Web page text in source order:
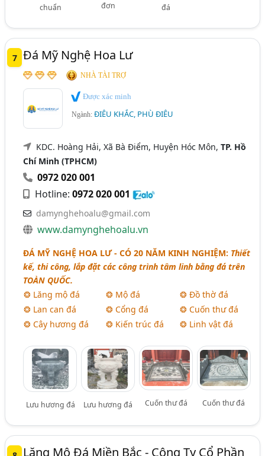
chuẩn
đơn
đá
7 Đá Mỹ Nghệ Hoa Lư
NHÀ TÀI TRỢ
Được xác minh
Ngành:ĐIÊU KHẮC, PHÙ ĐIÊU
KDC. Hoàng Hải, Xã Bà Điểm, Huyện Hóc Môn,TP. Hồ
Chí Minh (TPHCM)
0972 020 001
Hotline:0972 020 001
damynghehoalu@gmail.com
www.damynghehoalu.vn
ĐÁ MỸ NGHỆ HOA LƯ - CÓ 20 NĂM KINH NGHIỆM: Thiết
kế, thi công, lắp đặt các công trình tâm linh bằng đá trên
TOÀN QUỐC.
❂ Lăng mộ đá
❂ Mộ đá
❂ Đồ thờ đá
❂ Lan can đá
❂ Cổng đá
❂ Cuốn thư đá
❂ Cây hương đá
❂ Kiến trúc đá ❂ Linh vật đá
Lưu hương đá Lưu hương đá Cuốn thư đá Cuốn thư đá
Lăng Mộ Đá Miền Bắc - Công Ty Cổ Phần